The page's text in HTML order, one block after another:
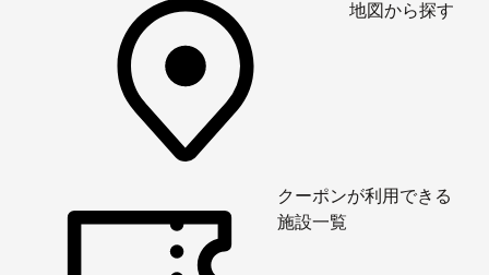
地図から探す
クーポンが利用できる
施設一覧